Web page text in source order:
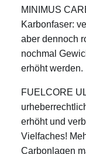
MINIMUS
Karbonfaser:
aber dennoch
nochmal
erhöht werden.
FUELCORE
erhöht und
Vielfaches!
Carbonlagen